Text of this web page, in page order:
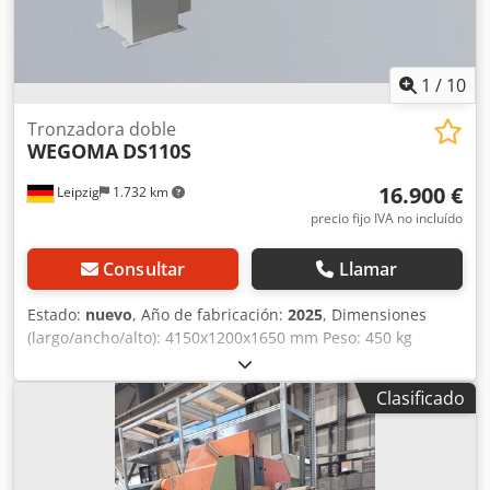
1 / 10
Leipzig 1.732 km
Tronzadora doble
WEGOMA DS110S
16.900 €
precio fijo IVA no incluído
Consultar Llamar
Estado: nuevo, Año de fabricación: 2025, Dimensiones
(largo/ancho/alto): 4150x1200x1650 mm Peso: 450 kg
Requerimiento total de potencia: 1,5 kW Sierra de doble
inglete WEGOMA DS110S Datos técnicos: - Longitud de
trabajo: 3300 mm - Cabezal izquierdo fijo - Avance de
sierra hidroneumático - Giro de los cabezales a derecha e
izquierda - Inclinación de los cabezales de 90° a 45°, apto
también para cortes de bisel - Posicionamiento mediante
Clasificado